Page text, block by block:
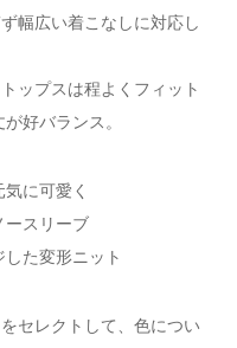
幅広い着こなしに対応し
ップスは程よくフィット
好バランス。
に可愛く
ースリーブ
した変形ニット
セレクトして、色につい